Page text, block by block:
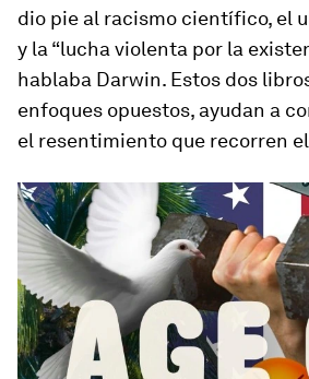
dio pie al racismo científico, el
y la “lucha violenta por la
hablaba Darwin. Estos dos
enfoques opuestos, ayudan a
el resentimiento que recorren